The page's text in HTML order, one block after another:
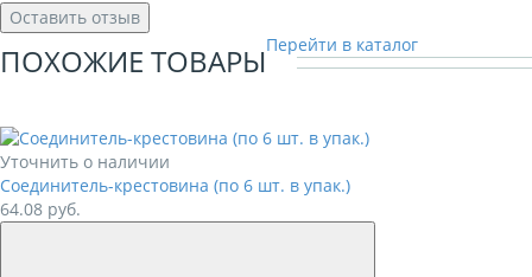
Оставить отзыв
ПОХОЖИЕ ТОВАРЫПерейти в каталог
Уточнить о наличии
Соединитель-крестовина (по 6 шт. в упак.)
64.08 руб.